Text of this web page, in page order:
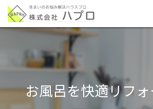
お風呂を快適リフォ